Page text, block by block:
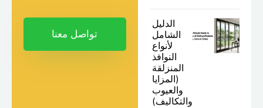
الدليل
الشامل
لأنواع
النوافذ
المنزلقة
(المزايا
والعيوب
والتكاليف)
تواصل معنا